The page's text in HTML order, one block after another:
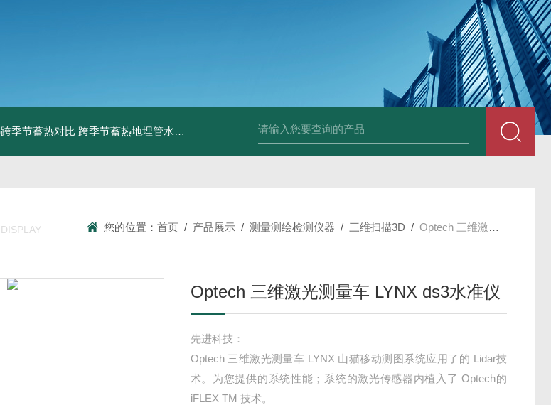
季节蓄热对比 跨季节蓄热地埋管水池湖面储热技术研究对比 中深浅层地源热泵空调系统运行故障诊断修复 冷暖双
您的位置：首页 / 产品展示 /测量测绘检测仪器 / 三维扫描3D /Optech 三维激光测量车 LYNX ds3水准仪
Optech 三维激光测量车 LYNX ds3水准仪
先进科技：
Optech 三维激光测量车 LYNX 山猫移动测图系统应用了的 Lidar技
术。为您提供的系统性能；系统的激光传感器内植入了 Optech的
iFLEX TM 技术。